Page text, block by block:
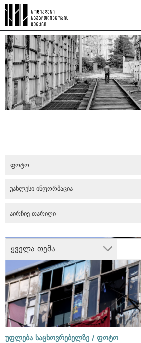
ფოტო
ყველა თემა
უახლესი ინფორმაცია
უფლება საცხოვრებელზე / ფოტო